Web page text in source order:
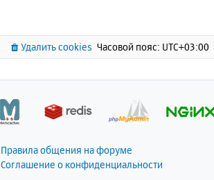
т
с
а
Часовой пояс: UTC+03:00
Удалить cookies
Правила общения на форуме
Соглашение о конфиденциальности